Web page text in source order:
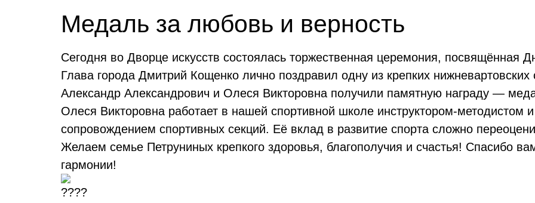
Медаль за любовь и верность
Сегодня во Дворце искусств состоялась торжественная церемония, посвящённая
Глава города Дмитрий Кощенко лично поздравил одну из крепких
Александр Александрович и Олеся Викторовна получили памятную награду —
Олеся Викторовна работает в нашей спортивной школе инструктором-методистом
сопровождением спортивных секций. Её вклад в развитие спорта сложно
Желаем семье Петруниных крепкого здоровья, благополучия и счастья! Спасибо
гармонии!